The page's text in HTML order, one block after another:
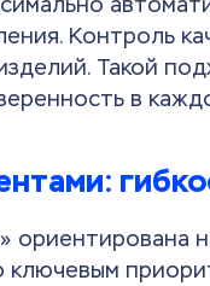
Контроль
Такой
в
ключевым